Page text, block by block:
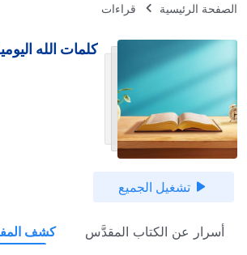
الصفحة الرئيسية قراءات
كلمات الله
تشغيل الجميع
أسرار عن الكتاب المقدَّس كشف